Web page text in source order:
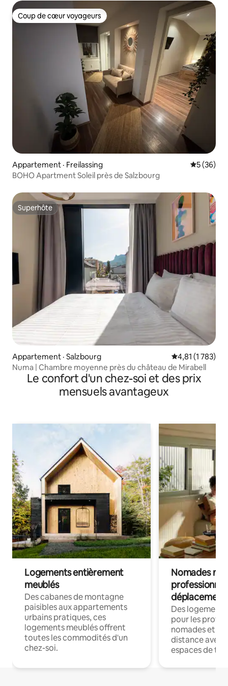
Coup de cœur voyageurs
Coup de cœur voyageurs
Appartement · Freilassing Note
5 (36)
BOHO Apartment Soleil près de Salzbourg
Superhôte
Superhôte
Appartement · Salzbourg Note moyenne
4,81 (1 783)
Numa | Chambre moyenne près du château de Mirabell
Le confort d'un chez-soi et des prix
mensuels avantageux
Logements entièrement
meublés
Des cabanes de montagne
paisibles aux appartements
urbains pratiques, ces
logements meublés offrent
toutes les commodités d'un
chez-soi.
Nomades
déplacement
Des
pour les
nomades et
distance avec
espaces de